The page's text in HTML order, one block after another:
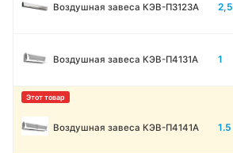
Воздушная завеса КЭВ-П3123A 2,5
Воздушная завеса КЭВ-П4131A 1
Воздушная завеса КЭВ-П4141A 1.5